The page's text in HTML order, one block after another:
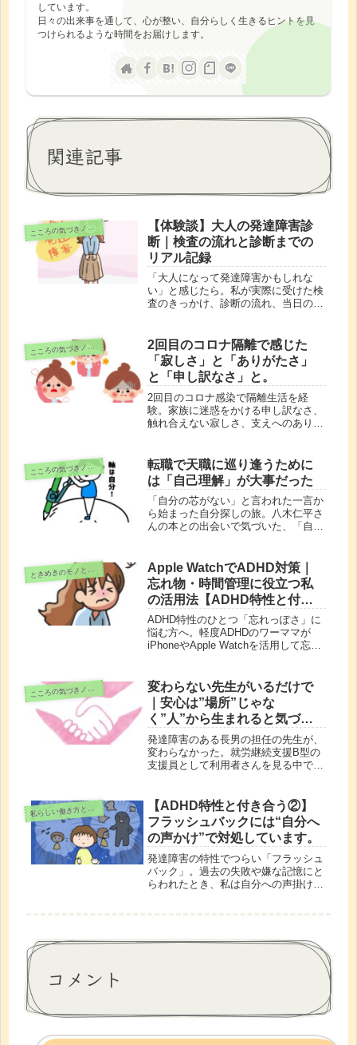
しています。
日々の出来事を通して、心が整い、自分らしく生きるヒントを見
つけられるような時間をお届けします。
関連記事
こ
ころの気づきノート
【体験談】大人の発達障害診
断｜検査の流れと診断までの
リアル記録
「大人になって発達障害かもしれな
い」と感じたら。私が実際に受けた検
査のきっかけ、診断の流れ、当日の気
こ
ころの気づきノート
2回目のコロナ隔離で感じた
「寂しさ」と「ありがたさ」
と「申し訳なさ」と。
2回目のコロナ感染で隔離生活を経
験。家族に迷惑をかける申し訳なさ、
触れ合えない寂しさ、支えへのありが
こ
ころの気づきノート
転職で天職に巡り逢うために
は「自己理解」が大事だった
「自分の芯がない」と言われた一言か
ら始まった自分探しの旅。八木仁平さ
んの本との出会いで気づいた、「自己
る、実体験から学ぶヒント。
と
きめきのモノと時間
Apple WatchでADHD対策｜
忘れ物・時間管理に役立つ私
の活用法【ADHD特性と付き
合う①】
ADHD特性のひとつ「忘れっぽさ」に
悩む方へ。軽度ADHDのワーママが
iPhoneやApple Watchを活用して忘れ
た失敗談など、リアルな体験談も。
こ
ころの気づきノート
変わらない先生がいるだけで
｜安心は”場所”じゃな
く”人”から生まれると気づい
た話
発達障害のある長男の担任の先生が、
変わらなかった。就労継続支援B型の
支援員として利用者さんを見る中で
かもしれない——母として、支援員と
して感じた「変わらない人がそばにい
る」ありがたさを綴ります。
私
らしい働き方と日常
【ADHD特性と付き合う②】
フラッシュバックには“自分へ
の声かけ”で対処しています。
発達障害の特性でつらい「フラッシュ
バック」。過去の失敗や嫌な記憶にと
らわれたとき、私は自分への声掛けで
コメント